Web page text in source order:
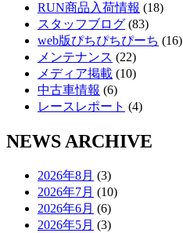
RUN商品入荷情報 (18)
スタッフブログ (83)
web版ぴちぴちぴーち (16)
メンテナンス (22)
メディア掲載 (10)
中古車情報 (6)
レースレポート (4)
NEWS ARCHIVE
2026年8月 (3)
2026年7月 (10)
2026年6月 (6)
2026年5月 (3)